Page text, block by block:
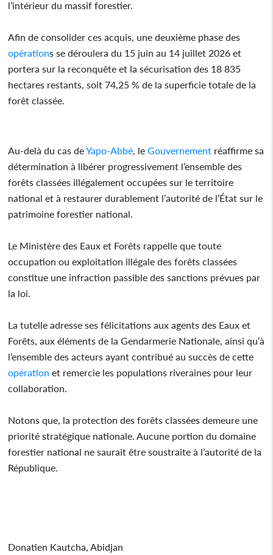
l’intérieur du massif forestier.
Afin de consolider ces acquis, une deuxième phase des
opérations se déroulera du 15 juin au 14 juillet 2026 et
portera sur la reconquête et la sécurisation des 18 835
hectares restants, soit 74,25 % de la superficie totale de la
forêt classée.
Au-delà du cas deYapo-Abbé, leGouvernement réaffirme sa
détermination à libérer progressivement l’ensemble des
forêts classées illégalement occupées sur le territoire
national et à restaurer durablement l’autorité de l’État sur le
patrimoine forestier national.
Le Ministère des Eaux et Forêts rappelle que toute
occupation ou exploitation illégale des forêts classées
constitue une infraction passible des sanctions prévues par
la loi.
La tutelle adresse ses félicitations aux agents des Eaux et
Forêts, aux éléments de la Gendarmerie Nationale, ainsi qu’à
l’ensemble des acteurs ayant contribué au succès de cette
opération et remercie les populations riveraines pour leur
collaboration.
Notons que, la protection des forêts classées demeure une
priorité stratégique nationale. Aucune portion du domaine
forestier national ne saurait être soustraite à l’autorité de la
République.
Donatien Kautcha, Abidjan